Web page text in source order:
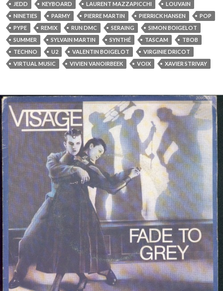
JEDD
KEYBOARD LAURENT MAZZAPICCHI
LOUVAIN
NINETIES
PARMY PIERRE MARTIN PIERRICK HANSEN
POP
PYPE
REMIX RUN DMC SERAING
SIMON BOIGELOT
SUMMER
SYLVAIN MARTIN SYNTHÉ TASCAM
TBOB
TECHNO
U2 VALENTIN BOIGELOT
VIRGINIE DRICOT
VIRTUAL MUSIC
VIVIEN VANOIRBEEK VOIX XAVIER STRIVAY